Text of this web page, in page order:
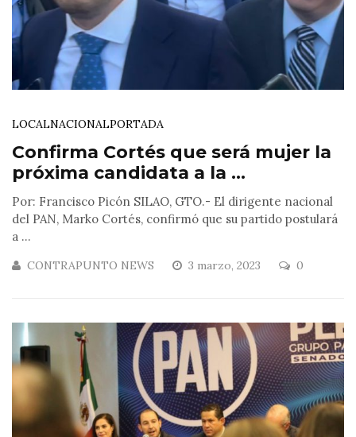
LOCALNACIONALPORTADA
Confirma Cortés que será mujer la
próxima candidata a la ...
Por: Francisco Picón SILAO, GTO.- El dirigente nacional
del PAN, Marko Cortés, confirmó que su partido postulará
a ...
CONTRAPUNTO NEWS 3 marzo, 2023 0